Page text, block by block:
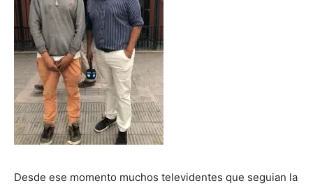
Desde ese momento muchos televidentes que seguian la